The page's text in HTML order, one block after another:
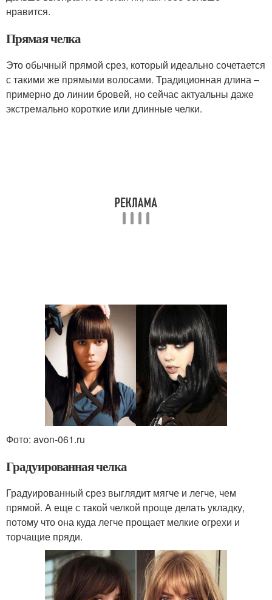
нравится.
Прямая челка
Это обычный прямой срез, который идеально сочетается
с такими же прямыми волосами. Традиционная длина –
примерно до линии бровей, но сейчас актуальны даже
экстремально короткие или длинные челки.
Фото: avon-061.ru
Градуированная челка
Градуированный срез выглядит мягче и легче, чем
прямой. А еще с такой челкой проще делать укладку,
потому что она куда легче прощает мелкие огрехи и
торчащие пряди.